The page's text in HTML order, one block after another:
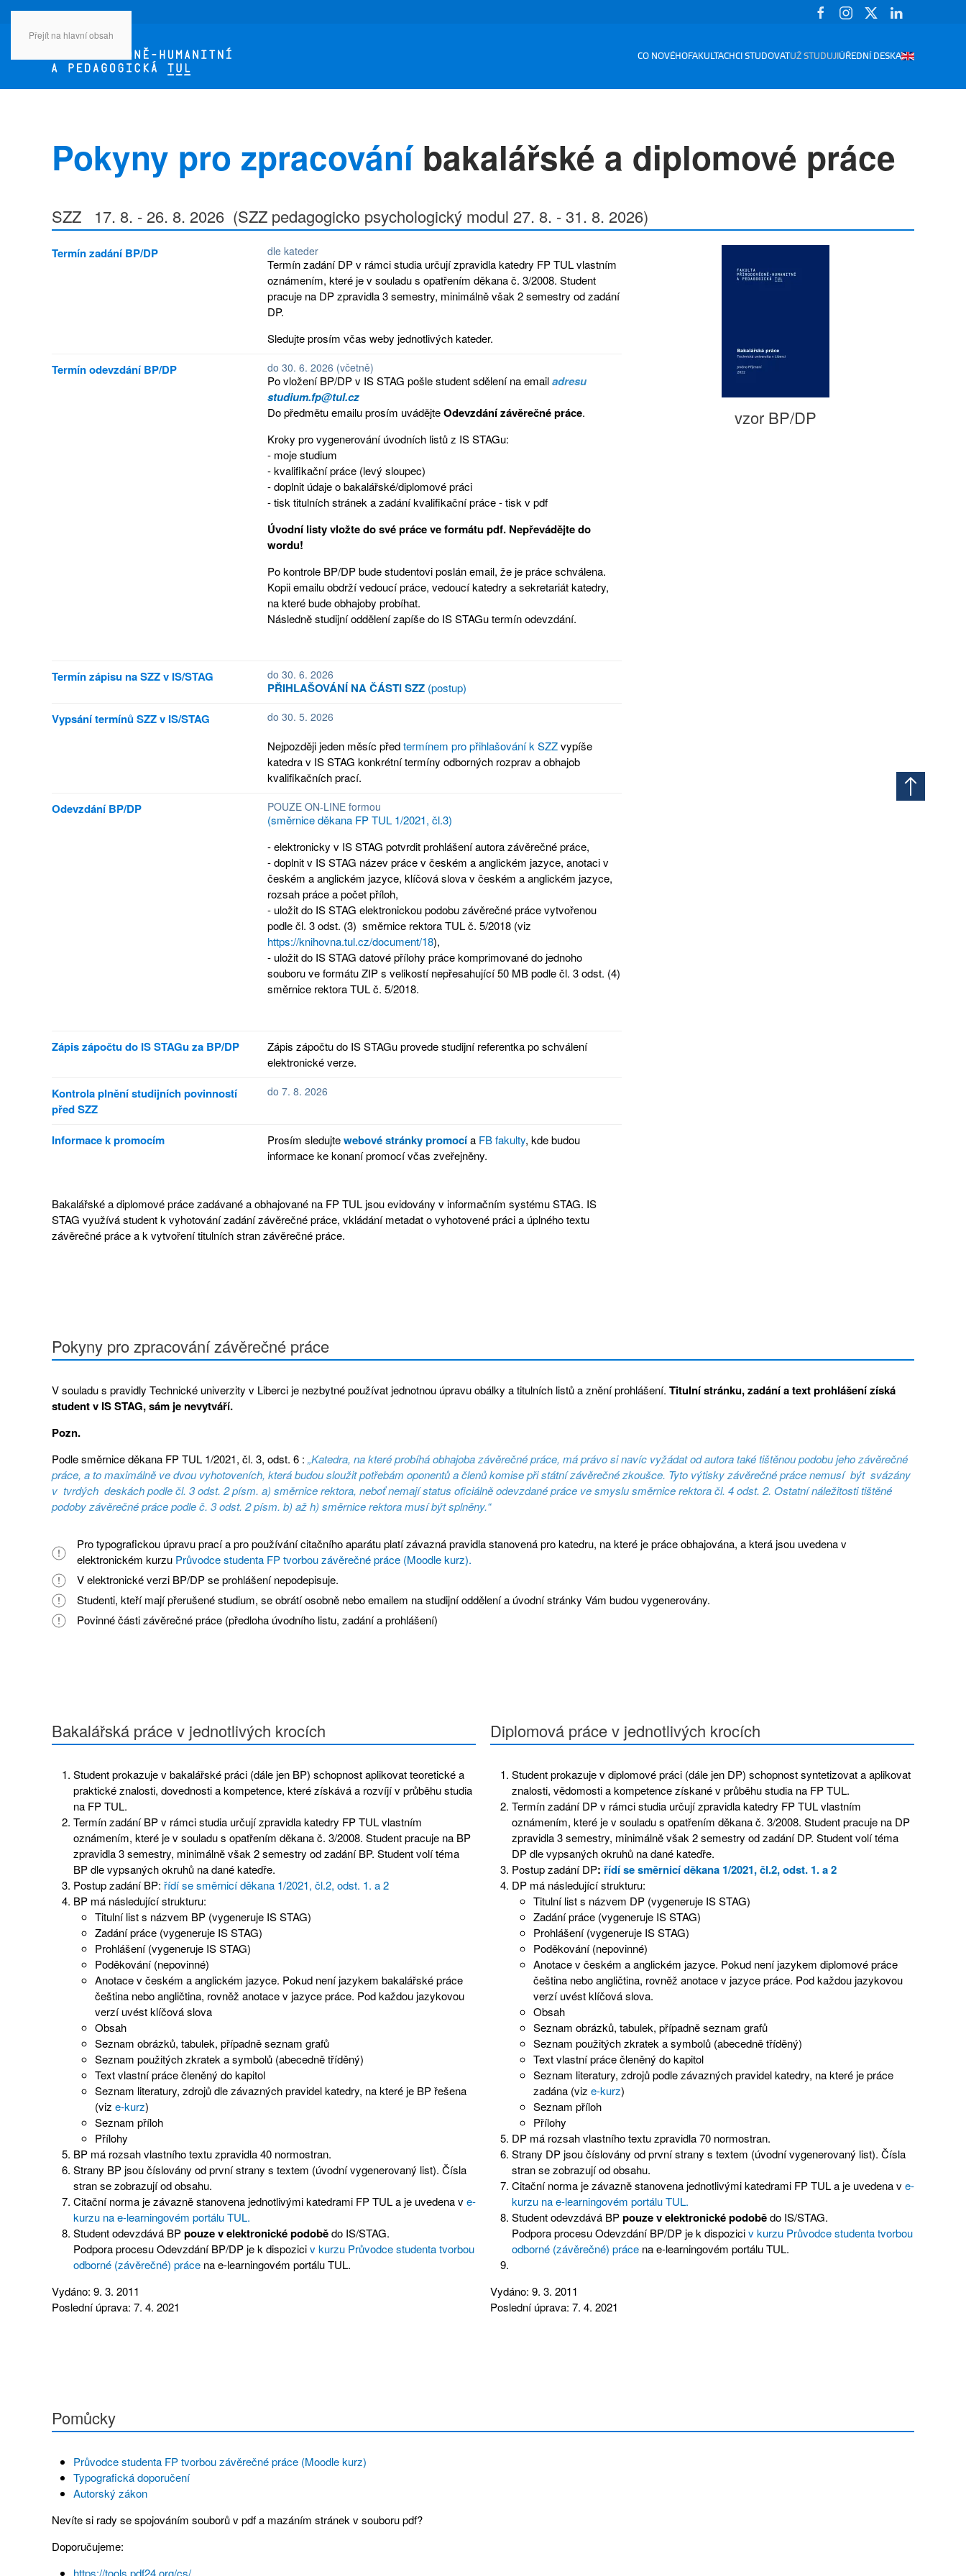
Přejít na hlavní obsah
CO NOVÉHOFAKULTACHCI STUDOVATUŽ STUDUJI ÚŘEDNÍ DESKA
Pokyny pro zpracování bakalářské a diplomové práce
SZZ 17. 8. - 26. 8. 2026 (SZZ pedagogicko psychologický modul 27. 8. - 31. 8. 2026)
Termín zadání BP/DP dle kateder
Termín zadání DP v rámci studia určují zpravidla katedry FP TUL vlastním
oznámením, které je v souladu s opatřením děkana č. 3/2008. Student
pracuje na DP zpravidla 3 semestry, minimálně však 2 semestry od zadání
DP.
Sledujte prosím včas weby jednotlivých kateder.
Termín odevzdání BP/DP do 30. 6. 2026 (včetně)
Po vložení BP/DP v IS STAG pošle student sdělení na emailadresu
studium.fp@tul.cz
Do předmětu emailu prosím uvádějteOdevzdání závěrečné práce.
Kroky pro vygenerování úvodních listů z IS STAGu:
- moje studium
- kvalifikační práce (levý sloupec)
- doplnit údaje o bakalářské/diplomové práci
- tisk titulních stránek a zadání kvalifikační práce - tisk v pdf
Úvodní listy vložte do své práce ve formátu pdf. Nepřevádějte do
wordu!
Po kontrole BP/DP bude studentovi poslán email, že je práce schválena.
Kopii emailu obdrží vedoucí práce, vedoucí katedry a sekretariát katedry,
na které bude obhajoby probíhat.
Následně studijní oddělení zapíše do IS STAGu termín odevzdání.
Termín zápisu na SZZ v IS/STAG do 30. 6. 2026
PŘIHLAŠOVÁNÍ NA ČÁSTI SZZ (postup)
Vypsání termínů SZZ v IS/STAG do 30. 5. 2026
Nejpozději jeden měsíc předtermínem pro přihlašování k SZZvypíše
katedra v IS STAG konkrétní termíny odborných rozprav a obhajob
kvalifikačních prací.
Odevzdání BP/DP POUZE ON-LINE formou
(směrnice děkana FP TUL 1/2021, čl.3)
- elektronicky v IS STAG potvrdit prohlášení autora závěrečné práce,
- doplnit v IS STAG název práce v českém a anglickém jazyce, anotaci v
českém a anglickém jazyce, klíčová slova v českém a anglickém jazyce,
rozsah práce a počet příloh,
- uložit do IS STAG elektronickou podobu závěrečné práce vytvořenou
podle čl. 3 odst. (3) směrnice rektora TUL č. 5/2018 (viz
https://knihovna.tul.cz/document/18),
- uložit do IS STAG datové přílohy práce komprimované do jednoho
souboru ve formátu ZIP s velikostí nepřesahující 50 MB podle čl. 3 odst. (4)
směrnice rektora TUL č. 5/2018.
Zápis zápočtu do IS STAGu za BP/DP
Zápis zápočtu do IS STAGu provede studijní referentka po schválení
elektronické verze.
Kontrola plnění studijních povinností
před SZZ
do 7. 8. 2026
Informace k promocím Prosím sledujtewebové stránky promocía FB fakulty, kde budou
informace ke konaní promocí včas zveřejněny.
Bakalářské a diplomové práce zadávané a obhajované na FP TUL jsou evidovány v informačním systému STAG. IS
STAG využívá student k vyhotování zadání závěrečné práce, vkládání metadat o vyhotovené práci a úplného textu
závěrečné práce a k vytvoření titulních stran závěrečné práce.
vzor BP/DP
Pokyny pro zpracování závěrečné práce
V souladu s pravidly Technické univerzity v Liberci je nezbytné používat jednotnou úpravu obálky a titulních listů a znění prohlášení. Titulní stránku, zadání a text prohlášení získá
student v IS STAG, sám je nevytváří.
Pozn.
Podle směrnice děkana FP TUL 1/2021, čl. 3, odst. 6 : „Katedra, na které probíhá obhajoba závěrečné práce, má právo si navíc vyžádat od autora také tištěnou podobu jeho závěrečné
práce, a to maximálně ve dvou vyhotoveních, která budou sloužit potřebám oponentů a členů komise při státní závěrečné zkoušce. Tyto výtisky závěrečné práce nemusí být svázány
v tvrdých deskách podle čl. 3 odst. 2 písm. a) směrnice rektora, neboť nemají status oficiálně odevzdané práce ve smyslu směrnice rektora čl. 4 odst. 2. Ostatní náležitosti tištěné
podoby závěrečné práce podle č. 3 odst. 2 písm. b) až h) směrnice rektora musí být splněny.“
Pro typografickou úpravu prací a pro používání citačního aparátu platí závazná pravidla stanovená pro katedru, na které je práce obhajována, a která jsou uvedena v
elektronickém kurzu Průvodce studenta FP tvorbou závěrečné práce (Moodle kurz).
V elektronické verzi BP/DP se prohlášení nepodepisuje.
Studenti, kteří mají přerušené studium, se obrátí osobně nebo emailem na studijní oddělení a úvodní stránky Vám budou vygenerovány.
Povinné části závěrečné práce (předloha úvodního listu, zadání a prohlášení)
Bakalářská práce v jednotlivých krocích
Student prokazuje v bakalářské práci (dále jen BP) schopnost aplikovat teoretické a
praktické znalosti, dovednosti a kompetence, které získává a rozvíjí v průběhu studia
na FP TUL.
Termín zadání BP v rámci studia určují zpravidla katedry FP TUL vlastním
oznámením, které je v souladu s opatřením děkana č. 3/2008. Student pracuje na BP
zpravidla 3 semestry, minimálně však 2 semestry od zadání BP. Student volí téma
BP dle vypsaných okruhů na dané katedře.
Postup zadání BP: řídí se směrnicí děkana 1/2021, čl.2, odst. 1. a 2
BP má následující strukturu:
Titulní list s názvem BP (vygeneruje IS STAG)
Zadání práce (vygeneruje IS STAG)
Prohlášení (vygeneruje IS STAG)
Poděkování (nepovinné)
Anotace v českém a anglickém jazyce. Pokud není jazykem bakalářské práce
čeština nebo angličtina, rovněž anotace v jazyce práce. Pod každou jazykovou
verzí uvést klíčová slova
Obsah
Seznam obrázků, tabulek, případně seznam grafů
Seznam použitých zkratek a symbolů (abecedně tříděný)
Text vlastní práce členěný do kapitol
Seznam literatury, zdrojů dle závazných pravidel katedry, na které je BP řešena
(viz e-kurz)
Seznam příloh
Přílohy
BP má rozsah vlastního textu zpravidla 40 normostran.
Strany BP jsou číslovány od první strany s textem (úvodní vygenerovaný list). Čísla
stran se zobrazují od obsahu.
Citační norma je závazně stanovena jednotlivými katedrami FP TUL a je uvedena ve-
kurzu na e-learningovém portálu TUL.
Student odevzdává BPpouze v elektronické podobědo IS/STAG.
Podpora procesu Odevzdání BP/DP je k dispoziciv kurzu Průvodce studenta tvorbou
odborné (závěrečné) práce na e-learningovém portálu TUL.
Vydáno: 9. 3. 2011
Poslední úprava: 7. 4. 2021
Diplomová práce v jednotlivých krocích
Student prokazuje v diplomové práci (dále jen DP) schopnost syntetizovat a aplikovat
znalosti, vědomosti a kompetence získané v průběhu studia na FP TUL.
Termín zadání DP v rámci studia určují zpravidla katedry FP TUL vlastním
oznámením, které je v souladu s opatřením děkana č. 3/2008. Student pracuje na DP
zpravidla 3 semestry, minimálně však 2 semestry od zadání DP. Student volí téma
DP dle vypsaných okruhů na dané katedře.
Postup zadání DP: řídí se směrnicí děkana 1/2021, čl.2, odst. 1. a 2
DP má následující strukturu:
Titulní list s názvem DP (vygeneruje IS STAG)
Zadání práce (vygeneruje IS STAG)
Prohlášení (vygeneruje IS STAG)
Poděkování (nepovinné)
Anotace v českém a anglickém jazyce. Pokud není jazykem diplomové práce
čeština nebo angličtina, rovněž anotace v jazyce práce. Pod každou jazykovou
verzí uvést klíčová slova.
Obsah
Seznam obrázků, tabulek, případně seznam grafů
Seznam použitých zkratek a symbolů (abecedně tříděný)
Text vlastní práce členěný do kapitol
Seznam literatury, zdrojů podle závazných pravidel katedry, na které je práce
zadána (viz e-kurz)
Seznam příloh
Přílohy
DP má rozsah vlastního textu zpravidla 70 normostran.
Strany DP jsou číslovány od první strany s textem (úvodní vygenerovaný list). Čísla
stran se zobrazují od obsahu.
Citační norma je závazně stanovena jednotlivými katedrami FP TUL a je uvedena ve-
kurzu na e-learningovém portálu TUL.
Student odevzdává BPpouze v elektronické podobědo IS/STAG.
Podpora procesu Odevzdání BP/DP je k dispoziciv kurzu Průvodce studenta tvorbou
odborné (závěrečné) práce na e-learningovém portálu TUL.
Vydáno: 9. 3. 2011
Poslední úprava: 7. 4. 2021
Pomůcky
Průvodce studenta FP tvorbou závěrečné práce (Moodle kurz)
Typografická doporučení
Autorský zákon
Nevíte si rady se spojováním souborů v pdf a mazáním stránek v souboru pdf?
Doporučujeme:
https://tools.pdf24.org/cs/